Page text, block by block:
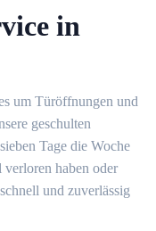
in
um Türöffnungen und
geschulten
Tage die Woche
verloren haben oder
und zuverlässig